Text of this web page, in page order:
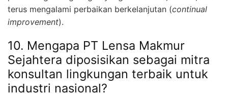
terus mengalami perbaikan berkelanjutan (continual
improvement).
10. Mengapa PT Lensa Makmur
Sejahtera diposisikan sebagai mitra
konsultan lingkungan terbaik untuk
industri nasional?